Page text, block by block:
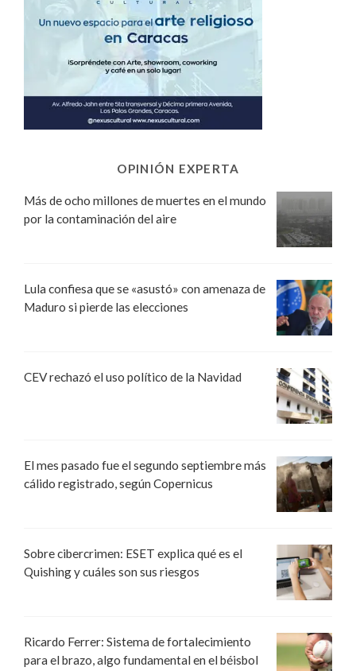
OPINIÓN EXPERTA
Más de ocho millones de muertes en el mundo
por la contaminación del aire
Lula confiesa que se «asustó» con amenaza de
Maduro si pierde las elecciones
CEV rechazó el uso político de la Navidad
El mes pasado fue el segundo septiembre más
cálido registrado, según Copernicus
Sobre cibercrimen: ESET explica qué es el
Quishing y cuáles son sus riesgos
Ricardo Ferrer: Sistema de fortalecimiento
para el brazo, algo fundamental en el béisbol